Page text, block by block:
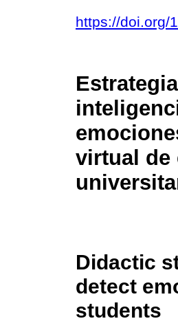
https://doi.org/
virtual de
Didactic
detect
students